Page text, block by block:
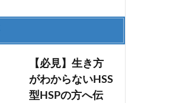
【必見】生き方
がわからないHSS
型HSPの方へ伝